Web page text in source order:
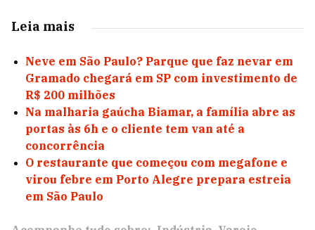
Leia mais
Neve em São Paulo? Parque que faz nevar em
Gramado chegará em SP com investimento de
R$ 200 milhões
Na malharia gaúcha Biamar, a família abre as
portas às 6h e o cliente tem van até a
concorrência
O restaurante que começou com megafone e
virou febre em Porto Alegre prepara estreia
em São Paulo